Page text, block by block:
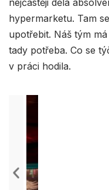
nejčastěji dělá
hypermarketu. Tam
upotřebit. Náš tým
tady potřeba. Co se
v práci hodila.